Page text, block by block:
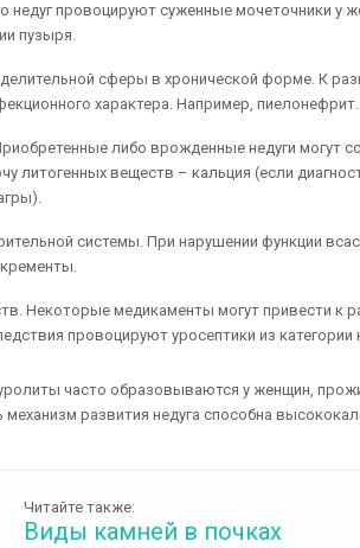
недуг провоцируют суженные мочеточники у
пузыря.
сферы в хронической форме. К
характера. Например, пиелонефрит.
либо врожденные недуги могут
литогенных веществ – кальция (если
системы. При нарушении функции
Некоторые медикаменты могут привести к
провоцируют уросептики из
часто образовываются у женщин,
механизм развития недуга способна
Читайте также:
Виды камней в почках